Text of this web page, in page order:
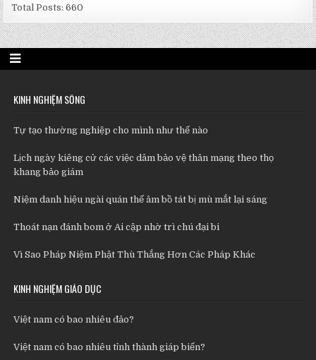
Total Posts:660
KINH NGHIỆM SỐNG
Tự tạo thường nghiệp cho mình như thế nào
Lịch ngày kiêng cử các việc dâm bảo vệ thân mạng theo thọ
khang bảo giám
Niệm danh hiệu ngài quán thế âm bồ tát bị mù mắt lại sáng
Thoát nạn đánh bom ở Ai cập nhờ trì chú đại bi
Vì Sao Pháp Niệm Phật Thù Thắng Hơn Các Pháp Khác
KINH NGHIỆM GIÁO DỤC
Việt nam có bao nhiêu đảo?
Việt nam có bao nhiêu tỉnh thành giáp biển?